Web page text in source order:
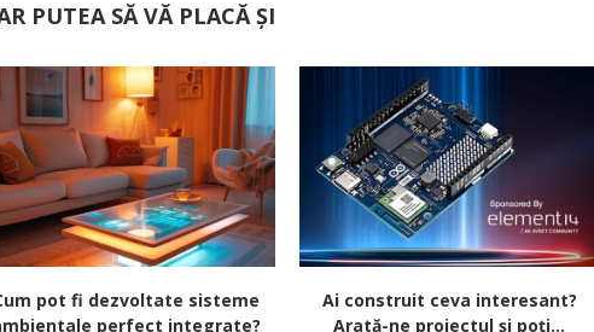
PUTEA SĂ VĂ PLACĂ ȘI
pot fi dezvoltate sisteme
perfect integrate?
Ai construit ceva interesant?
Arată-ne proiectul și poți...